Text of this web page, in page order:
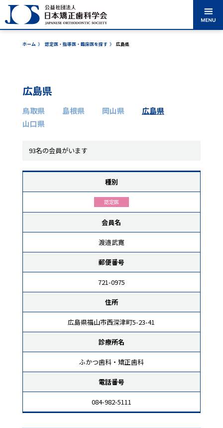
医・指導医・臨床医
を探す
各委員会からの
お知らせ
ホーム 》 認定医・指導医・臨床医を探す 》 広島県
広島県
鳥取県 島根県 岡山県
広島県
山口県
93名の会員がいます
種別
認定医
会員名
渡邉武寛
郵便番号
721-0975
住所
広島県福山市西深津町5-23-41
診療所名
ふかつ歯科・矯正歯科
電話番号
084-982-5111